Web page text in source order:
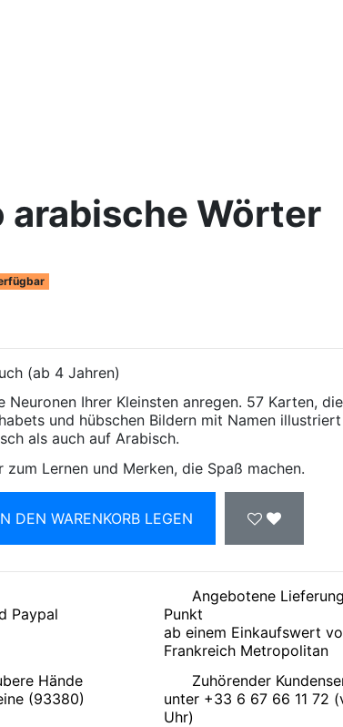
arabische Wörter
(ab 4 Jahren)
Neuronen Ihrer Kleinsten anregen. 57 Karten,
und hübschen Bildern mit Namen
als auch auf Arabisch.
Lernen und Merken, die Spaß machen.
DEN WARENKORB LEGEN
Paypal
Angebotene
Punkt
ab einem Einkaufswert
Frankreich Metropolitan
Hände
(93380)
Zuhörender
unter +33 6 67 66 11 72
Uhr)